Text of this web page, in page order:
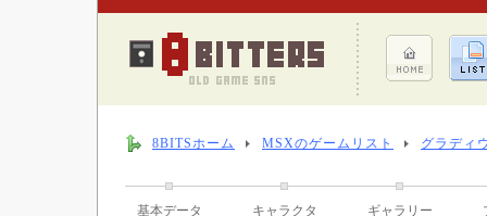
8BITSホーム MSXのゲームリスト グラディ
基本データ キャラクタ ギャラリー